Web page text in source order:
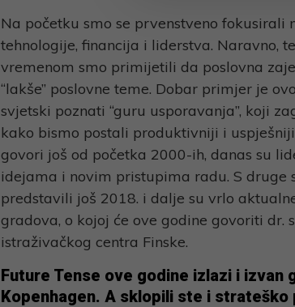
Na početku smo se prvenstveno fokusirali
tehnologije, financija i liderstva. Naravno,
vremenom smo primijetili da poslovna
“lakše” poslovne teme. Dobar primjer je
svjetski poznati “guru usporavanja”, koji
kako bismo postali produktivniji i
govori još od početka 2000-ih, danas su
idejama i novim pristupima radu. S druge
predstavili još 2018. i dalje su vrlo
gradova, o kojoj će ove godine govoriti dr.
istraživačkog centra Finske.
Future Tense ove godine izlazi i izvan
Kopenhagen. A sklopili ste i